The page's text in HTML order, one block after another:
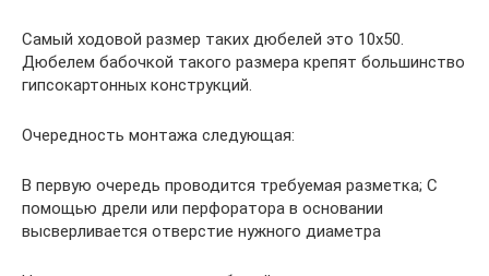
Самый ходовой размер таких дюбелей это 10х50.
Дюбелем бабочкой такого размера крепят большинство
гипсокартонных конструкций.
Очередность монтажа следующая:
В первую очередь проводится требуемая разметка; С
помощью дрели или перфоратора в основании
высверливается отверстие нужного диаметра